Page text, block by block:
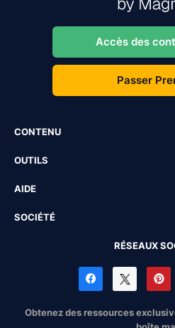
Accès des
Passer
CONTENU
OUTILS
AIDE
SOCIÉTÉ
RÉSEAUX
Obtenez des ressources